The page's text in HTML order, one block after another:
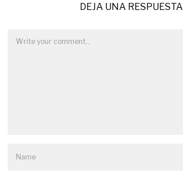
DEJA UNA RESPUESTA